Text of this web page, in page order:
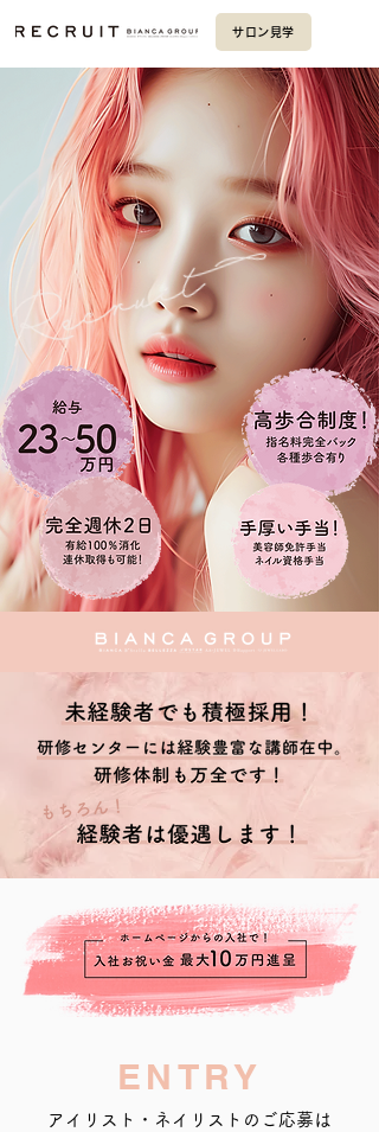
サロン見学
ENTRY
アイリスト・ネイリストのご応募は